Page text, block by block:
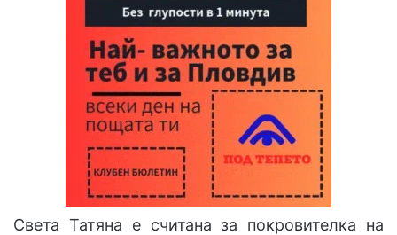
Света Татяна е считана за покровителка на